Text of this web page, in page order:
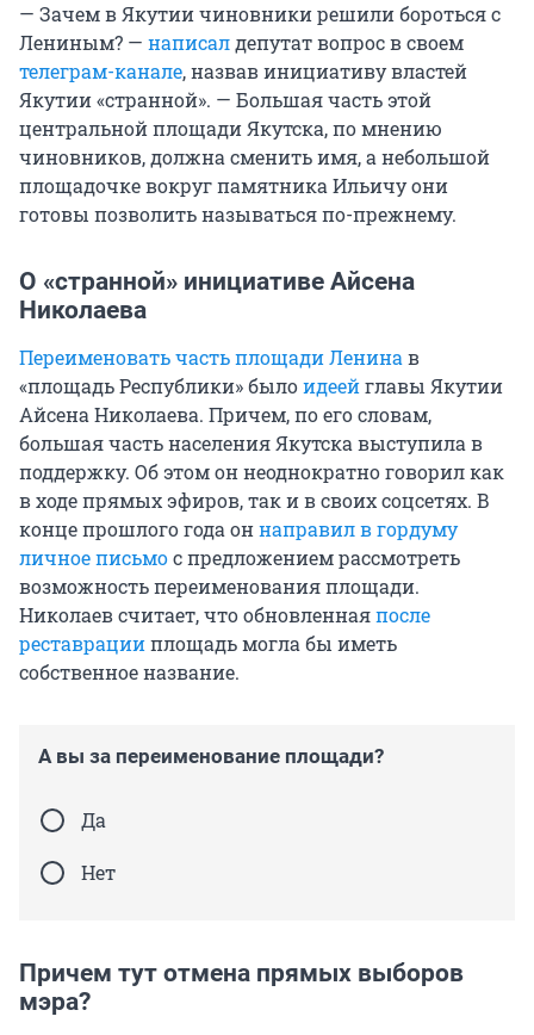
— Зачем в Якутии чиновники решили бороться с
Лениным? — написалдепутат вопрос в своем
телеграм-канале, назвав инициативу властей
Якутии «странной». — Большая часть этой
центральной площади Якутска, по мнению
чиновников, должна сменить имя, а небольшой
площадочке вокруг памятника Ильичу они
готовы позволить называться по-прежнему.
О «странной» инициативе Айсена
Николаева
Переименовать часть площади Ленинав
«площадь Республики» былоидеейглавы Якутии
Айсена Николаева. Причем, по его словам,
большая часть населения Якутска выступила в
поддержку. Об этом он неоднократно говорил как
в ходе прямых эфиров, так и в своих соцсетях. В
конце прошлого года оннаправил в гордуму
личное письмос предложением рассмотреть
возможность переименования площади.
Николаев считает, что обновленнаяпосле
реставрацииплощадь могла бы иметь
собственное название.
А вы за переименование площади?
Да
Нет
Причем тут отмена прямых выборов
мэра?